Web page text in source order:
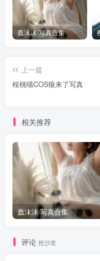
蠢沫沫 写真合集
上一篇
桜桃喵COS狼来了写真
相关推荐
蠢沫沫 写真合集
评论 抢沙发